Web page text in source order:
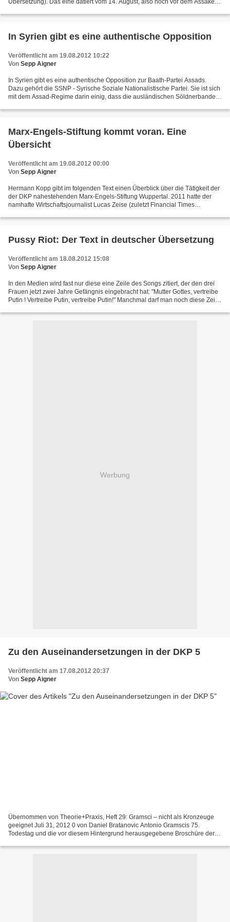
Übersetzung). Das eine datiert vom 14. August, also noch vor dem Assaker:
In Syrien gibt es eine authentische Opposition
Veröffentlicht am 19.08.2012 10:22
Von Sepp Aigner
In Syrien gibt es eine authentische Opposition zur Baath-Partei Assads.
Dazu gehört die SSNP - Syrische Soziale Nationalistische Partei. Sie ist sich
mit dem Assad-Regime darin einig, dass die ausländischen Söldnerbanden
Marx-Engels-Stiftung kommt voran. Eine
Übersicht
Veröffentlicht am 19.08.2012 00:00
Von Sepp Aigner
Hermann Kopp gibt im folgenden Text einen Überblick über die Tätigkeit der
der DKP nahestehenden Marx-Engels-Stiftung Wuppertal. 2011 hatte der
namhafte Wirtschaftsjournalist Lucas Zeise (zuletzt Financial Times
Pussy Riot: Der Text in deutscher Übersetzung
Veröffentlicht am 18.08.2012 15:08
Von Sepp Aigner
In den Medien wird fast nur diese eine Zeile des Songs zitiert, der den drei
Frauen jetzt zwei Jahre Gefängnis eingebracht hat: "Mutter Gottes, vertreibe
Putin ! Vertreibe Putin, vertreibe Putin!" Manchmal darf man noch diese Zeile
Werbung
Zu den Auseinandersetzungen in der DKP 5
Veröffentlicht am 17.08.2012 20:37
Von Sepp Aigner
Übernommen von Theorie+Praxis, Heft 29: Gramsci – nicht als Kronzeuge
geeignet Juli 31, 2012 0 von Daniel Bratanovic Antonio Gramscis 75.
Todestag und die vor diesem Hintergrund herausgegebene Broschüre der